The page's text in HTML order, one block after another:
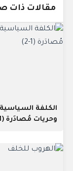
مقالات ذات
الكلفة
وحريات مُصادَرة (1-2)